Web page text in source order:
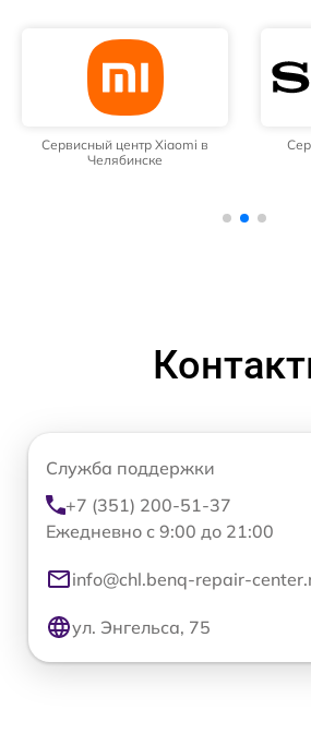
Сервисный центр Xiaomi в
Челябинске
Служба поддержки
+7 (351) 200-51-37
Ежедневно с 9:00 до 21:00
info@chl.benq-repair-
ул. Энгельса, 75